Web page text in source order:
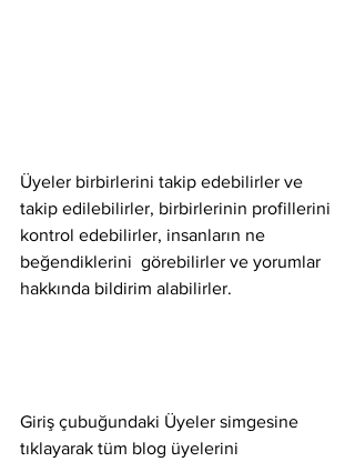
Üyeler birbirlerini takip edebilirler ve
takip edilebilirler, birbirlerinin profillerini
kontrol edebilirler, insanların ne
beğendiklerini  görebilirler ve yorumlar
hakkında bildirim alabilirler.
Giriş çubuğundaki Üyeler simgesine
tıklayarak tüm blog üyelerini